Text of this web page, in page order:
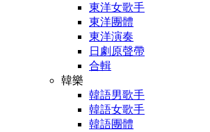
東洋女歌手
東洋團體
東洋演奏
日劇原聲帶
合輯
韓樂
韓語男歌手
韓語女歌手
韓語團體